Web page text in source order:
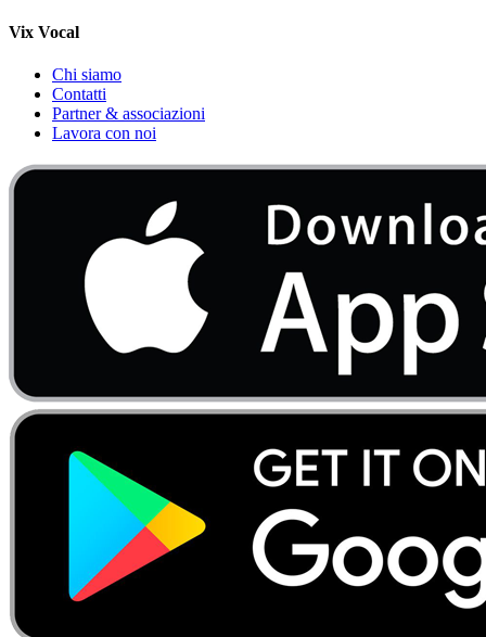
Vix Vocal
Chi siamo
Contatti
Partner & associazioni
Lavora con noi